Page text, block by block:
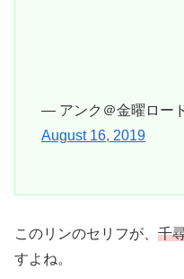
— アンク＠金曜ロー
August 16, 2019
このリンのセリフが、 千
すよね。